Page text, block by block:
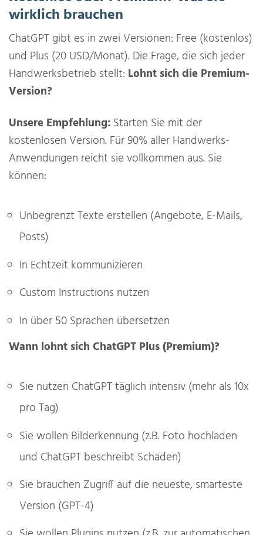
wirklich brauchen
ChatGPT gibt es in zwei Versionen: Free (kostenlos)
und Plus (20 USD/Monat). Die Frage, die sich jeder
Handwerksbetrieb stellt: Lohnt sich die Premium-
Version?
Unsere Empfehlung: Starten Sie mit der
kostenlosen Version. Für 90% aller Handwerks-
Anwendungen reicht sie vollkommen aus. Sie
können:
Unbegrenzt Texte erstellen (Angebote, E-Mails,
Posts)
In Echtzeit kommunizieren
Custom Instructions nutzen
In über 50 Sprachen übersetzen
Wann lohnt sich ChatGPT Plus (Premium)?
Sie nutzen ChatGPT täglich intensiv (mehr als 10x
pro Tag)
Sie wollen Bilderkennung (z.B. Foto hochladen
und ChatGPT beschreibt Schäden)
Sie brauchen Zugriff auf die neueste, smarteste
Version (GPT-4)